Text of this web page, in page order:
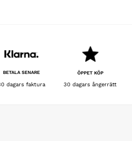
BETALA SENARE
dagars faktura
ÖPPET KÖP
30 dagars ångerrätt